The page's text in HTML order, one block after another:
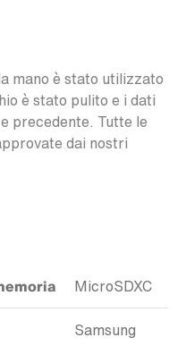
mano è stato utilizzato
è stato pulito e i dati
precedente. Tutte le
dai nostri
MicroSDXC
Samsung